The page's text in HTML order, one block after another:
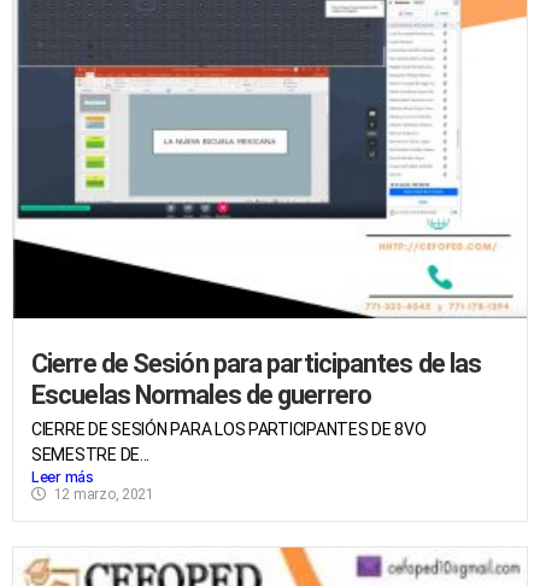
Cierre de Sesión para participantes de las
Escuelas Normales de guerrero
CIERRE DE SESIÓN PARA LOS PARTICIPANTES DE 8VO
SEMESTRE DE...
Leer más
12 marzo, 2021